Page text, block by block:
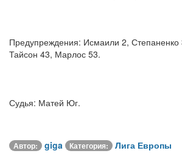
Предупреждения: Исмаили 2, Степаненко
Тайсон 43, Марлос 53.
Судья: Матей Юг.
Автор: giga Категория:
Лига Европы